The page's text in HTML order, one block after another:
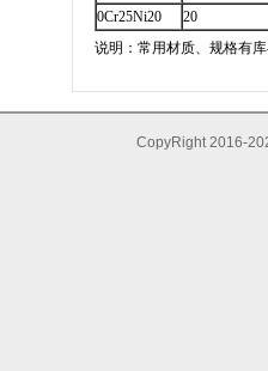
0Cr25Ni20
20
说明：常用材质、规格有
CopyRight 2016-